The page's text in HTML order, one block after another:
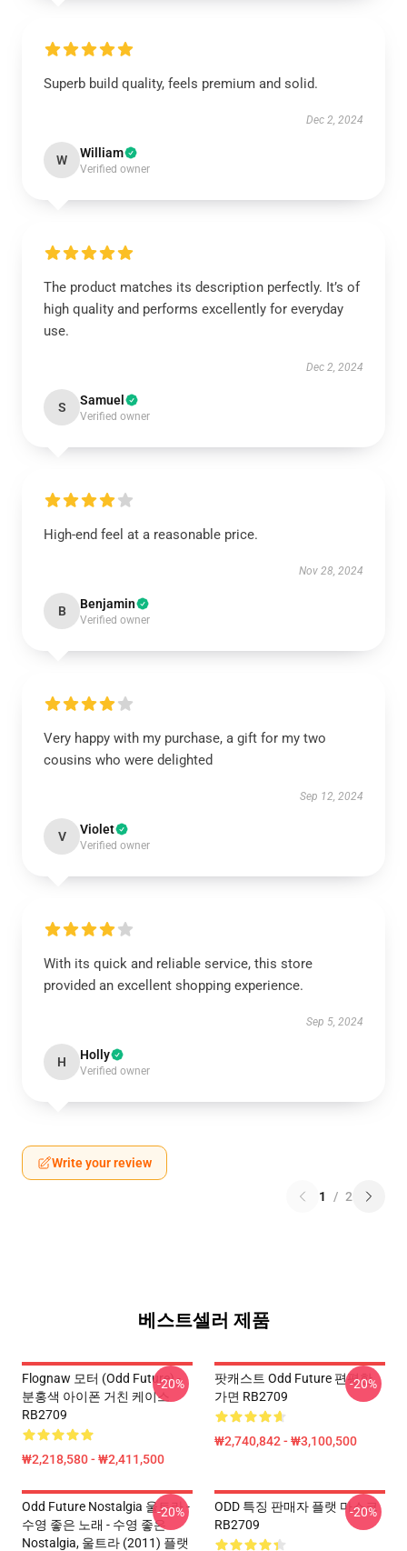
Superb build quality, feels premium and solid.
Dec 2, 2024
W William
Verified owner
The product matches its description perfectly. It’s of
high quality and performs excellently for everyday
use.
Dec 2, 2024
S Samuel
Verified owner
High-end feel at a reasonable price.
Nov 28, 2024
B Benjamin
Verified owner
Very happy with my purchase, a gift for my two
cousins who were delighted
Sep 12, 2024
V Violet
Verified owner
With its quick and reliable service, this store
provided an excellent shopping experience.
Sep 5, 2024
H Holly
Verified owner
Write your review
1 / 2
베스트셀러 제품
Flognaw 모터 (Odd Future) -
분홍색 아이폰 거친 케이스
RB2709
₩2,218,580 - ₩2,411,500
-20%
팟캐스트 Odd Future 편평한
가면 RB2709
₩2,740,842 - ₩3,100,500
-20%
Odd Future Nostalgia 울트라 -
수영 좋은 노래 - 수영 좋은
Nostalgia, 울트라 (2011) 플랫
-20%
ODD 특징 판매자 플랫 마스크
RB2709
-20%